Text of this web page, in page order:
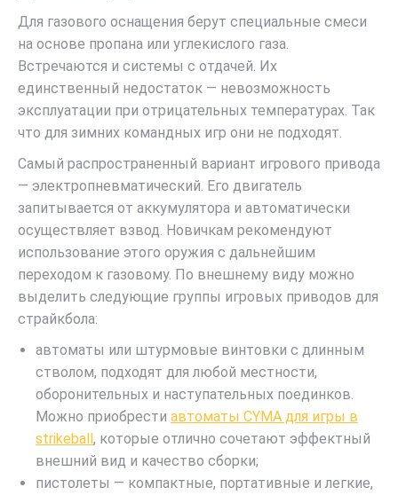
Для газового оснащения берут специальные смеси
на основе пропана или углекислого газа.
Встречаются и системы с отдачей. Их
единственный недостаток — невозможность
эксплуатации при отрицательных температурах. Так
что для зимних командных игр они не подходят.
Самый распространенный вариант игрового привода
— электропневматический. Его двигатель
запитывается от аккумулятора и автоматически
осуществляет взвод. Новичкам рекомендуют
использование этого оружия с дальнейшим
переходом к газовому. По внешнему виду можно
выделить следующие группы игровых приводов для
страйкбола:
автоматы или штурмовые винтовки с длинным
стволом, подходят для любой местности,
оборонительных и наступательных поединков.
Можно приобрести автоматы CYMA для игры в
strikeball, которые отлично сочетают эффектный
внешний вид и качество сборки;
пистолеты — компактные, портативные и легкие,